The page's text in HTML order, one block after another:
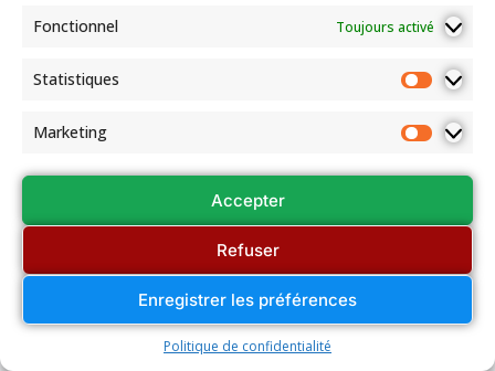
Fonctionnel Toujours activé
Statistiques
Marketing
Accepter
Refuser
Enregistrer les préférences
Politique de confidentialité